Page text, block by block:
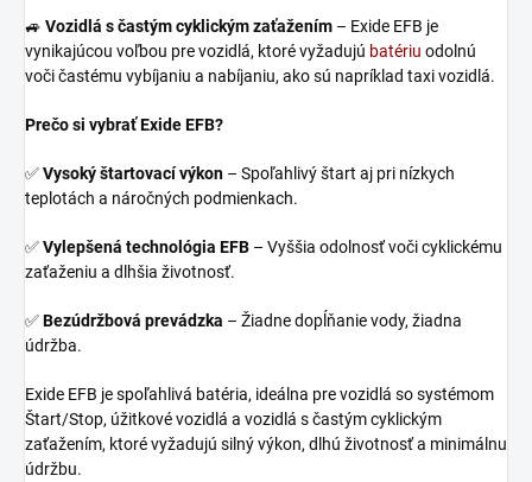
🚙 Vozidlá s častým cyklickým zaťažením – Exide EFB je
vynikajúcou voľbou pre vozidlá, ktoré vyžadujú batériu odolnú
voči častému vybíjaniu a nabíjaniu, ako sú napríklad taxi vozidlá.
Prečo si vybrať Exide EFB?
✅Vysoký štartovací výkon – Spoľahlivý štart aj pri nízkych
teplotách a náročných podmienkach.
✅Vylepšená technológia EFB – Vyššia odolnosť voči cyklickému
zaťaženiu a dlhšia životnosť.
✅Bezúdržbová prevádzka – Žiadne dopĺňanie vody, žiadna
údržba.
Exide EFB je spoľahlivá batéria, ideálna pre vozidlá so systémom
Štart/Stop, úžitkové vozidlá a vozidlá s častým cyklickým
zaťažením, ktoré vyžadujú silný výkon, dlhú životnosť a minimálnu
údržbu.